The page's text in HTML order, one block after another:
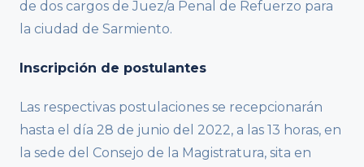
de dos cargos de Juez/a Penal de Refuerzo para
la ciudad de Sarmiento.
Inscripción de postulantes
Las respectivas postulaciones se recepcionarán
hasta el día 28 de junio del 2022, a las 13 horas, en
la sede del Consejo de la Magistratura, sita en